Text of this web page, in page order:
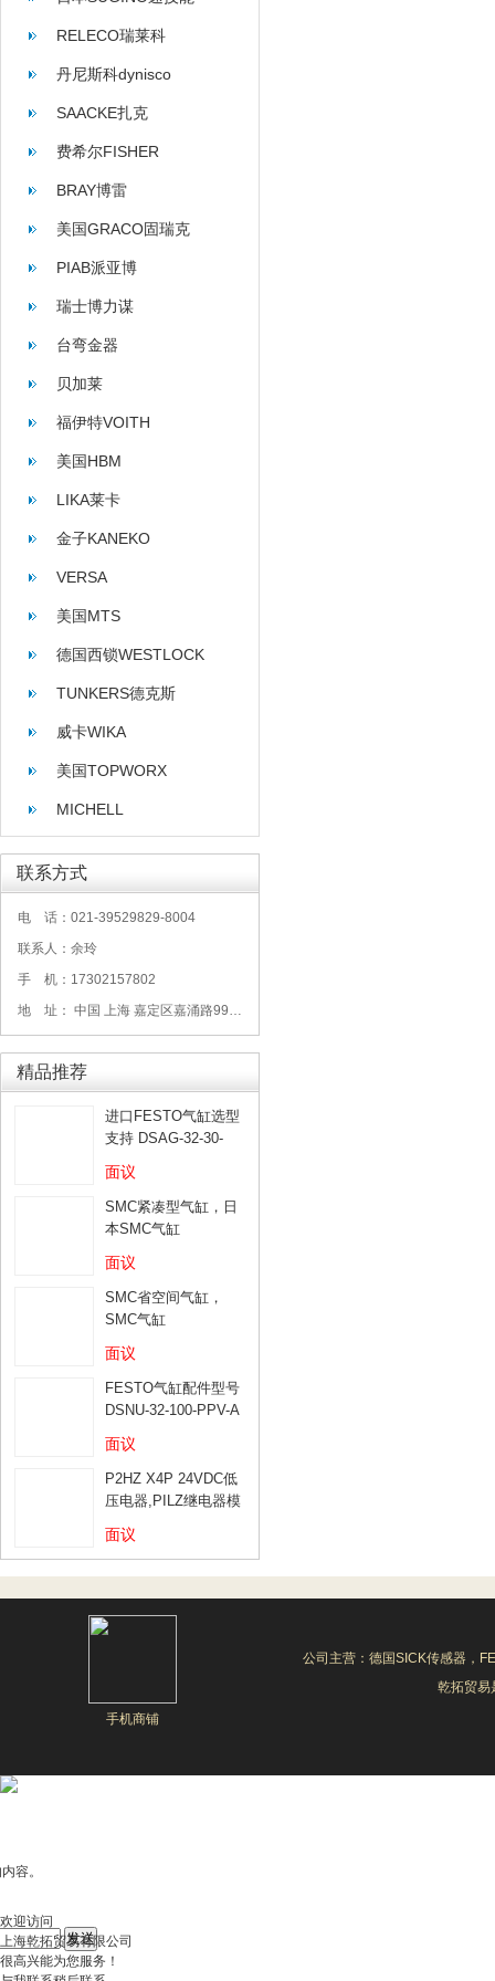
RELECO瑞莱科
丹尼斯科dynisco
SAACKE扎克
费希尔FISHER
BRAY博雷
美国GRACO固瑞克
PIAB派亚博
瑞士博力谋
台弯金器
贝加莱
福伊特VOITH
美国HBM
LIKA莱卡
金子KANEKO
VERSA
美国MTS
德国西锁WESTLOCK
TUNKERS德克斯
威卡WIKA
美国TOPWORX
MICHELL
联系方式
电 话：021-39529829-8004
联系人：余玲
手 机：17302157802
地 址： 中国 上海 嘉定区嘉涌路99弄6号713
精品推荐
进口FESTO气缸选型
支持 DSAG-32-30-
PPV-A
面议
SMC紧凑型气缸，日
本SMC气缸
面议
SMC省空间气缸，
SMC气缸
面议
FESTO气缸配件型号
DSNU-32-100-PPV-A
面议
P2HZ X4P 24VDC低
压电器,PILZ继电器模
面议
手机商铺
公司主营：德国SICK传感器，
乾拓贸易
容。
欢迎访问
上海乾拓贸易有限公司
很高兴能为您服务！